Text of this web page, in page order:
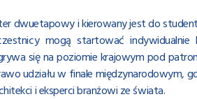
dwuetapowy i kierowany jest do
mogą startować
się na poziomie krajowym pod
udziału w finale międzynarodowym,
i eksperci branżowi ze świata.